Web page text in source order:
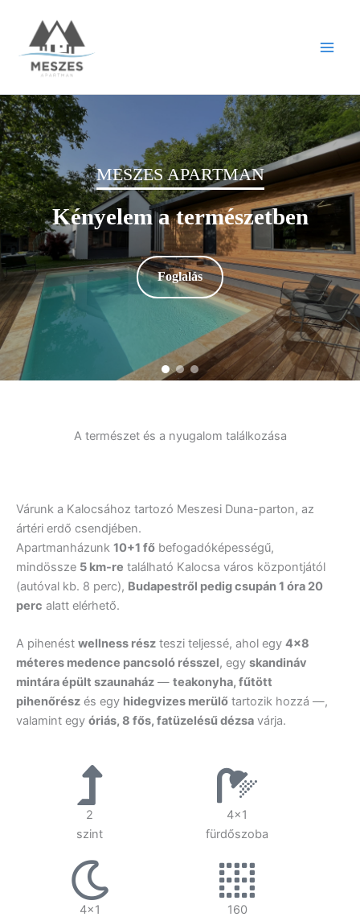
content
MESZES APARTMAN
Kényelem a természetben
Foglalás
A természet és a nyugalom találkozása
Várunk a Kalocsához tartozó Meszesi Duna-parton, az
ártéri erdő csendjében.
Apartmanházunk 10+1 fő befogadóképességű,
mindössze 5 km-re található Kalocsa város központjától
(autóval kb. 8 perc), Budapestről pedig csupán 1 óra 20
perc alatt elérhető.
A pihenést wellness rész teszi teljessé, ahol egy 4×8
méteres medence pancsoló résszel, egy skandináv
mintára épült szaunaház — teakonyha, fűtött
pihenőrész és egy hidegvizes merülő tartozik hozzá —,
valamint egy óriás, 8 fős, fatüzelésű dézsa várja.
2
szint
4x1
fürdőszoba
4x1
160